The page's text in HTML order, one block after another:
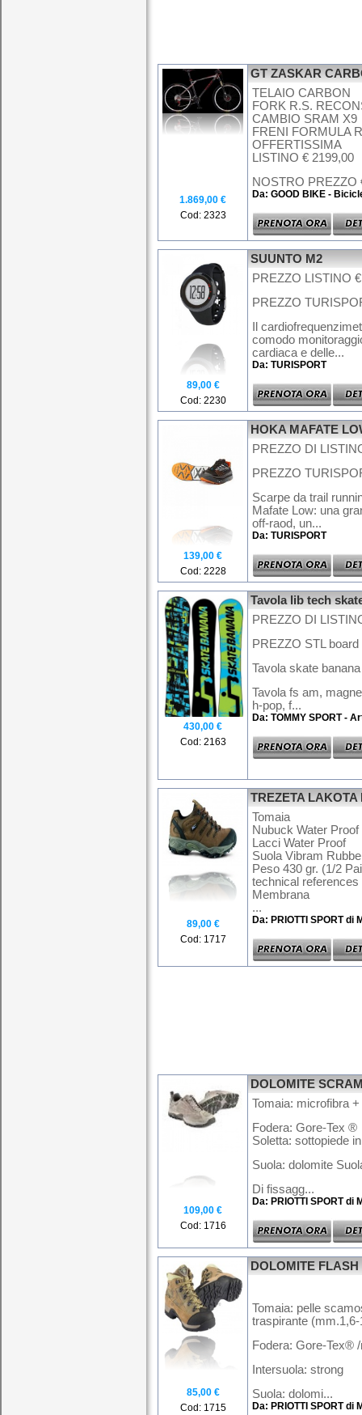
1.869,00 €
Cod: 2323
GT ZASKAR
TELAIO CARBON
FORK R.S.
CAMBIO SRAM X9
FRENI FORMULA
OFFERTISSIMA
LISTINO € 2199,00
NOSTRO PREZZO
Da: GOOD BIKE -
89,00 €
Cod: 2230
SUUNTO M2
PREZZO LISTINO
PREZZO
Il
comodo
cardiaca e delle...
Da: TURISPORT
139,00 €
Cod: 2228
HOKA MAFATE
PREZZO DI
PREZZO
Scarpe da trail
Mafate Low: una
off-raod, un...
Da: TURISPORT
430,00 €
Cod: 2163
Tavola lib tech
PREZZO DI
PREZZO STL
Tavola skate
Tavola fs am,
h-pop, f...
Da: TOMMY SPORT -
89,00 €
Cod: 1717
TREZETA LAKOTA
Tomaia
Nubuck Water
Lacci Water Proof
Suola Vibram
Peso 430 gr. (1/2
technical references
Membrana
...
Da: PRIOTTI SPORT di
109,00 €
Cod: 1716
DOLOMITE
Tomaia: microfibra
Fodera: Gore-Tex ®
Soletta: sottopiede
Suola: dolomite
Di fissagg...
Da: PRIOTTI SPORT di
85,00 €
Cod: 1715
DOLOMITE
Tomaia: pelle
traspirante
Fodera: Gore-Tex®
Intersuola: strong
Suola: dolomi...
Da: PRIOTTI SPORT di